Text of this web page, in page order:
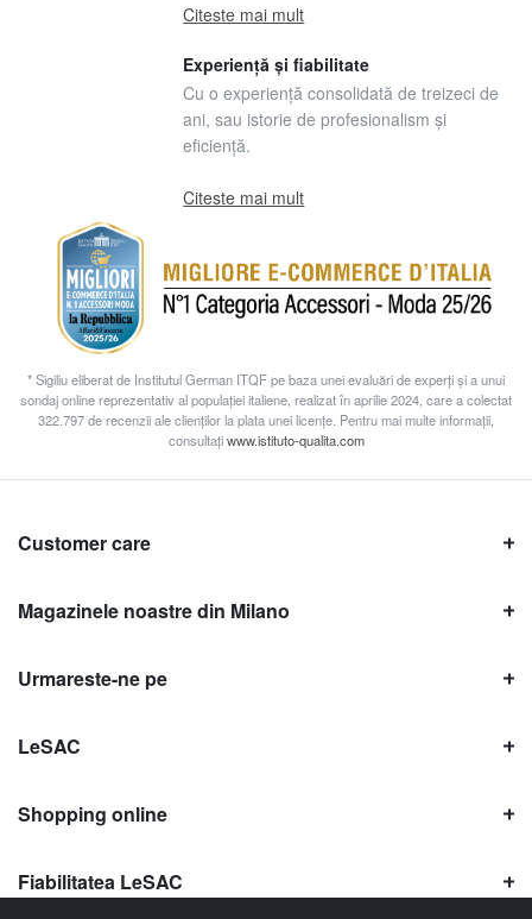
Citeste mai mult
Experiență și fiabilitate
Cu o experiență consolidată de treizeci de
ani, sau istorie de profesionalism și
eficiență.
Citeste mai mult
* Sigiliu eliberat de Institutul German ITQF pe baza unei evaluări de experți și a unui
sondaj online reprezentativ al populației italiene, realizat în aprilie 2024, care a colectat
322.797 de recenzii ale clienților la plata unei licențe. Pentru mai multe informații,
consultațiwww.istituto-qualita.com
Customer care
Magazinele noastre din Milano
Urmareste-ne pe
LeSAC
Shopping online
Fiabilitatea LeSAC